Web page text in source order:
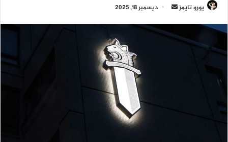
يورو تايمز
أرسل
إلكترونيا
ديسمبر 18, 2025